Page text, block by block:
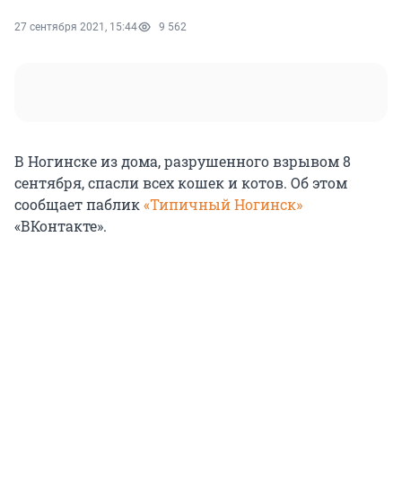
27 сентября 2021, 15:44 9 562
В Ногинске из дома, разрушенного взрывом 8
сентября, спасли всех кошек и котов. Об этом
сообщает паблик«Типичный Ногинск»
«ВКонтакте».